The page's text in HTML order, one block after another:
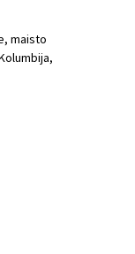
maisto